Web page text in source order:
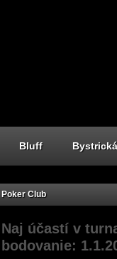
Bluff
Poker Club
Naj účastí v
bodovanie: